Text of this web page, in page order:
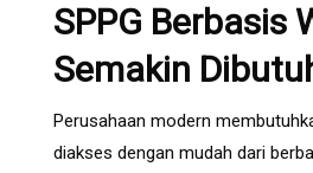
SPPG Berbasis
Semakin
Perusahaan modern
diakses dengan mudah dari